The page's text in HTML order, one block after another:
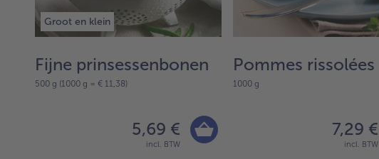
Groot en klein
Fijne prinsessenbonen
500 g (1000 g = € 11,38)
5,69 €
incl. BTW
Pommes rissolées
1000 g
7,29 €
incl. BTW